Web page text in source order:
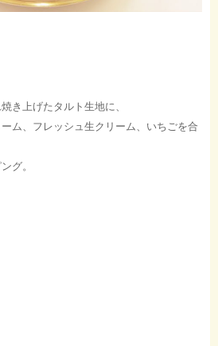
き上げたタルト生地に、
ム、フレッシュ生クリーム、いちごを合
グ。